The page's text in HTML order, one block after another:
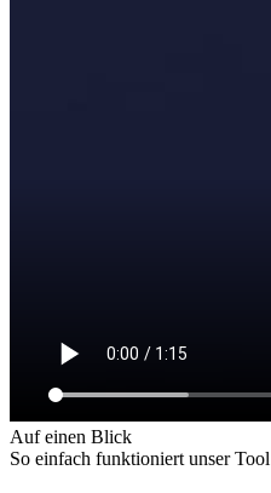
Auf einen Blick
So einfach funktioniert unser Tool